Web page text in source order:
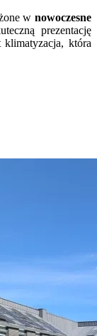
w nowoczesne
prezentację
klimatyzacja, która